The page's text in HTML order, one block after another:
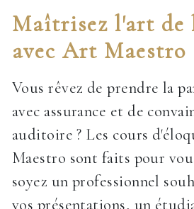
Maîtrisez l'art de
avec Art Maestro
Vous rêvez de prendre la
avec assurance et de
auditoire ? Les cours
Maestro sont faits pour
soyez un professionnel
vos présentations, un